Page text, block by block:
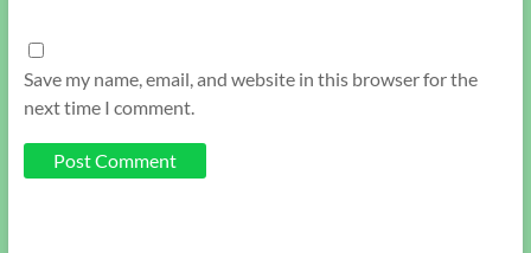
Save my name, email, and website in this browser for the
next time I comment.